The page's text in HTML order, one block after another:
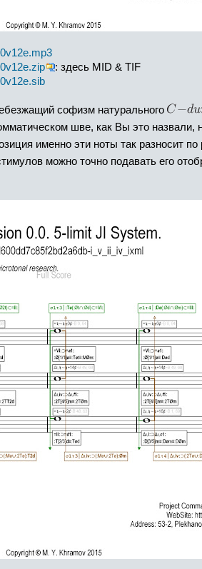
: здесь MID & TIF
софизм натурального
шве, как Вы это назвали,
именно эти ноты так разносит
можно точно подавать его